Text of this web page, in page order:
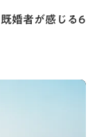
婚者が感じる6